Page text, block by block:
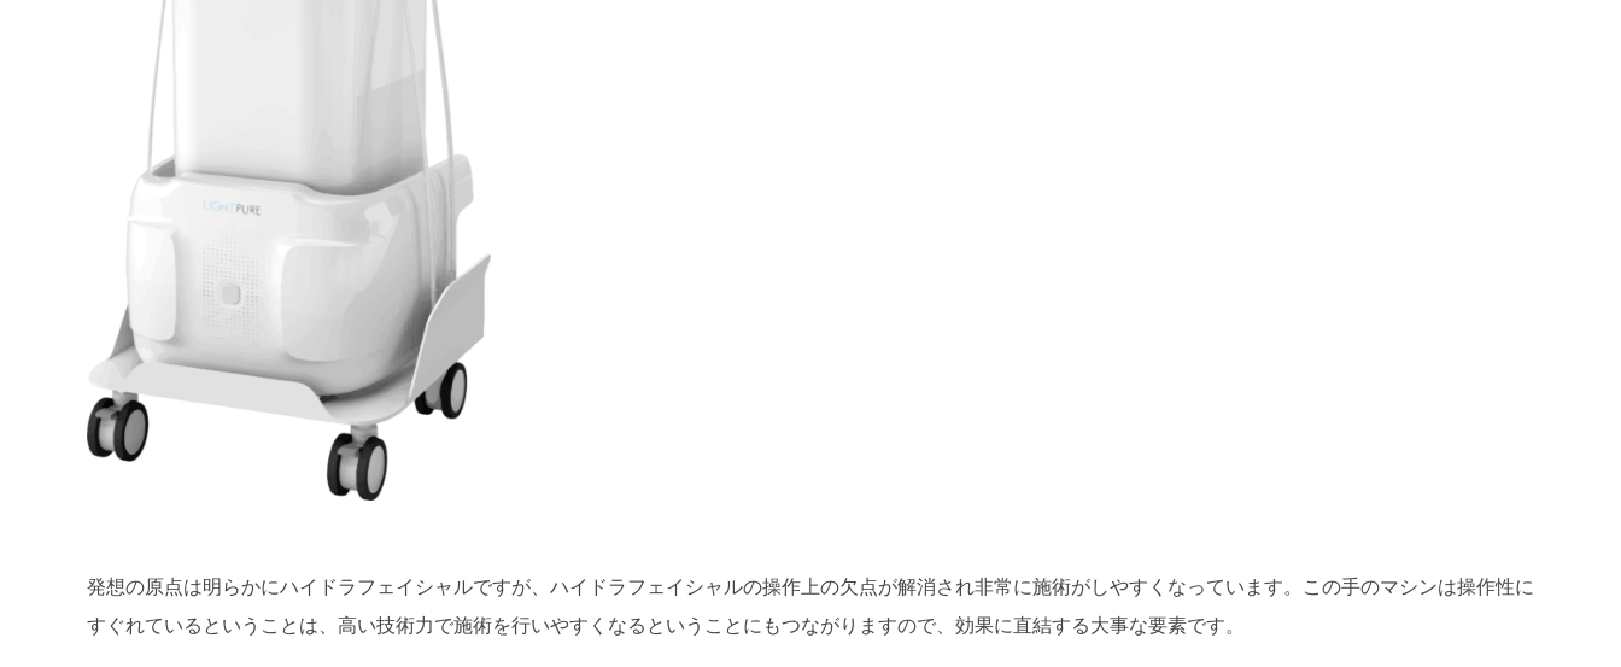
発想の原点は明らかにハイドラフェイシャルですが、ハイドラフェイシャルの操作上の欠点が解消され非常に施術がしやすくなっています。この手のマシンは操作性に
すぐれているということは、高い技術力で施術を行いやすくなるということにもつながりますので、効果に直結する大事な要素です。